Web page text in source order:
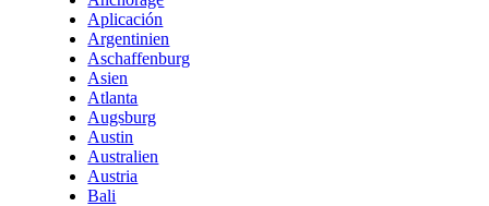
Aplicación
Argentinien
Aschaffenburg
Asien
Atlanta
Augsburg
Austin
Australien
Austria
Bali